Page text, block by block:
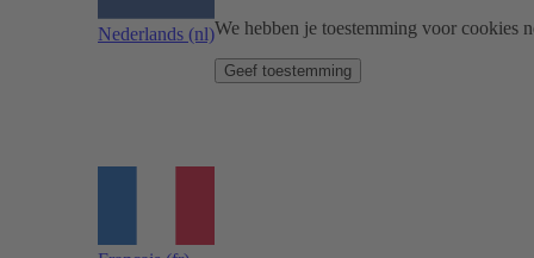
Nederlands (nl)We hebben je toestemming voor cookies
Geef toestemming